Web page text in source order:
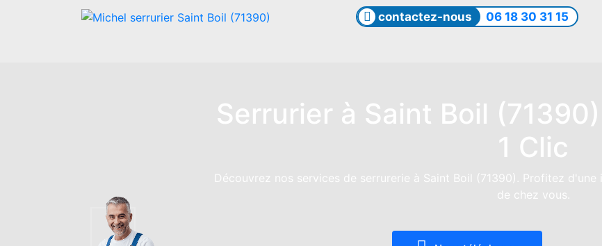
contactez-nous 06 18 30 31 15
Serrurier à Saint Boil
1 Clic
Découvrez nos services de serrurerie à Saint Boil (71390). Profitez
de chez vous.